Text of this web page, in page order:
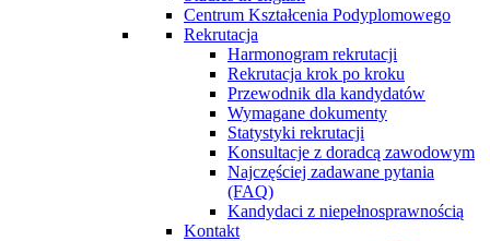
Centrum Kształcenia Podyplomowego
Rekrutacja
Harmonogram rekrutacji
Rekrutacja krok po kroku
Przewodnik dla kandydatów
Wymagane dokumenty
Statystyki rekrutacji
Konsultacje z doradcą zawodowym
Najczęściej zadawane pytania
(FAQ)
Kandydaci z niepełnosprawnością
Kontakt